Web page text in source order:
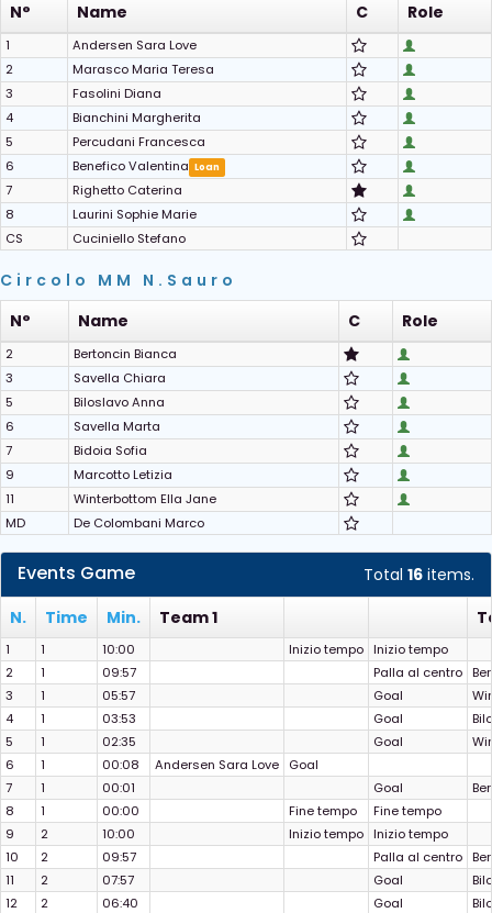
N°
Name C Role
1
Andersen Sara Love
2
Marasco Maria Teresa
3
Fasolini Diana
4
Bianchini Margherita
5
Percudani Francesca
6
Benefico Valentina Loan
7
Righetto Caterina
8
Laurini Sophie Marie
CS
Cuciniello Stefano
Circolo MM N.Sauro
N°
Name C Role
2
Bertoncin Bianca
3
Savella Chiara
5
Biloslavo Anna
6
Savella Marta
7
Bidoia Sofia
9
Marcotto Letizia
11
Winterbottom Ella Jane
MD
De Colombani Marco
Total 16 items.
Events Game
N. Time Min. Team 1
1 1 10:00 Inizio tempo Inizio tempo
2
1 09:57 Palla al centro
3
1 05:57 Goal
4
1 03:53 Goal
5
1 02:35 Goal
6
1 00:08 Andersen Sara Love
Goal
7
1 00:01 Goal
8
1 00:00 Fine tempo
Fine tempo
9
2 10:00 Inizio tempo Inizio tempo
10
2 09:57 Palla al centro
11
2 07:57 Goal
12
2 06:40 Goal